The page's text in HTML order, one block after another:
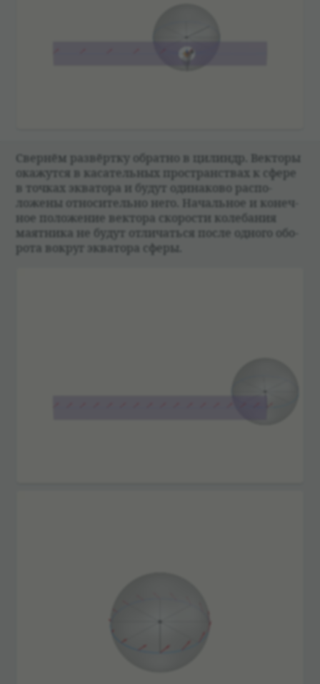
Свер­нём раз­вёртку обратно в цилиндр. Век­торы
окажутся в каса­тель­ных про­стран­ствах к сфере
в точ­ках эква­тора и будут оди­на­ково рас­по­
ложены отно­си­тельно него. Началь­ное и конеч­
ное положе­ние век­тора ско­ро­сти коле­ба­ния
маят­ника не будут отли­чаться после одного обо­
рота вокруг эква­тора сферы.